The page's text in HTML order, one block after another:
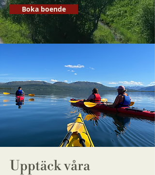
Boka boende
Upptäck våra